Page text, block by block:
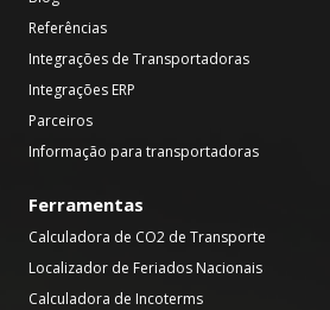
Referências
Integrações de Transportadoras
Integrações ERP
Parceiros
Informação para transportadoras
Ferramentas
Calculadora de CO2 de Transporte
Localizador de Feriados Nacionais
Calculadora de Incoterms